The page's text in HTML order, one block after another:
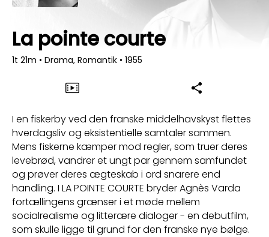
La pointe courte
1t 21m • Drama, Romantik • 1955
I en fiskerby ved den franske middelhavskyst flettes
hverdagsliv og eksistentielle samtaler sammen.
Mens fiskerne kæmper mod regler, som truer deres
levebrød, vandrer et ungt par gennem samfundet
og prøver deres ægteskab i ord snarere end
handling. I LA POINTE COURTE bryder Agnès Varda
fortællingens grænser i et møde mellem
socialrealisme og litterære dialoger - en debutfilm,
som skulle ligge til grund for den franske nye bølge.